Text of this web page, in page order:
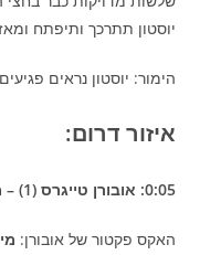
יוסטון תתרכך ותיפתח
הימור: יוסטון נראים
איזור דרום:
0:05: אובורן טייגרס (1) – מישיגן סטייט ספרטאנס (2):
האקס פקטור של אובורן: